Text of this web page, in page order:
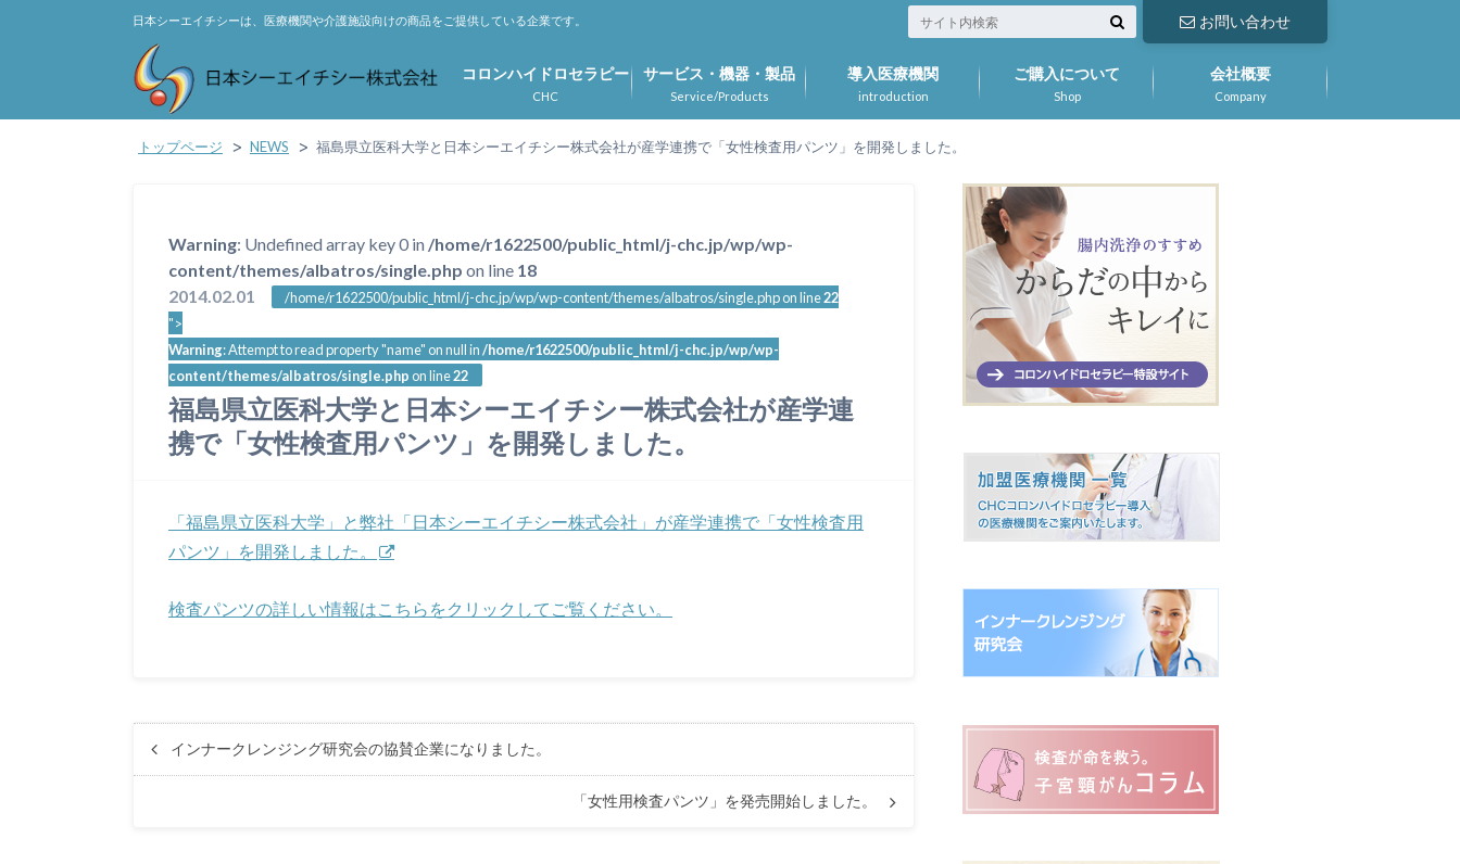
日本シーエイチシーは、医療機関や介護施設向けの商品をご提供している企業です。 お問い合わせ
CHC
コロンハイドロセラピー
Service/Products
サービス・機器・製品
introduction
導入医療機関
Shop
ご購入について
Company
会社概要
トップページ NEWS 福島県立医科大学と日本シーエイチシー株式会社が産学連携で「女性検査用パンツ」を開発しました。
Warning: Undefined array key 0 in /home/r1622500/public_html/j-chc.jp/wp/wp-
content/themes/albatros/single.php on line 18
2014.02.01
/home/r1622500/public_html/j-chc.jp/wp/wp-content/themes/albatros/single.php on line22
">
Warning: Attempt to read property "name" on null in /home/r1622500/public_html/j-chc.jp/wp/wp-
content/themes/albatros/single.phpon line22
福島県立医科大学と日本シーエイチシー株式会社が産学連
携で「女性検査用パンツ」を開発しました。
「福島県立医科大学」と弊社「日本シーエイチシー株式会社」が産学連携で「女性検査用
パンツ」を開発しました。
検査パンツの詳しい情報はこちらをクリックしてご覧ください。
インナークレンジング研究会の協賛企業になりました。
「女性用検査パンツ」を発売開始しました。